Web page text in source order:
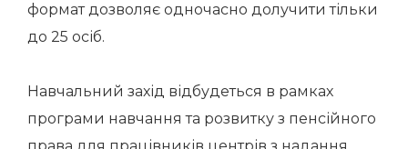
формат дозволяє одночасно долучити тільки
до 25 осіб.
Навчальний захід відбудеться в рамках
програми навчання та розвитку з пенсійного